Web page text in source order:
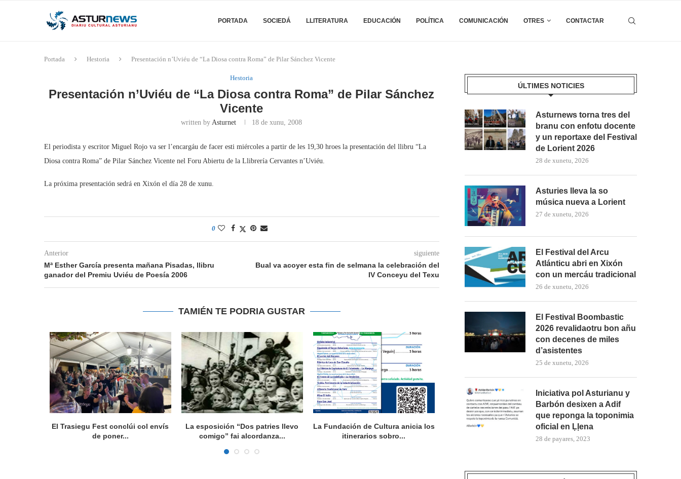
PORTADA SOCIEDÁ LLITERATURA EDUCACIÓN POLÍTICA COMUNICACIÓN OTRES CONTACTAR
Portada Hestoria Presentación n’Uviéu de “La Diosa contra Roma” de Pilar Sánchez Vicente
Hestoria
Presentación n’Uviéu de “La Diosa contra Roma” de Pilar Sánchez
Vicente
written byAsturnet 18 de xunu, 2008
El periodista y escritor Miguel Rojo va ser l’encargáu de facer esti miércoles a partir de les 19,30 hroes la presentación del llibru “La
Diosa contra Roma” de Pilar Sánchez Vicente nel Foru Abiertu de la Llibrería Cervantes n’Uviéu.
La próxima presentación sedrá en Xixón el día 28 de xunu.
0
Anterior
Mª Esther García presenta mañana Pisadas, llibru
ganador del Premiu Uviéu de Poesía 2006
siguiente
Bual va acoyer esta fin de selmana la celebración del
IV Conceyu del Texu
TAMIÉN TE PODRIA GUSTAR
El Trasiegu Fest conclúi col envís
de poner...
La esposición “Dos patries llevo
comigo” fai alcordanza...
La Fundación de Cultura anicia los
itinerarios sobro...
La espo ‘Lápiz, papel y bombes.
Esposición sobro
Revuelta. Cuatro
ÚLTIMES NOTICIES
Asturnews torna tres del
branu con enfotu docente
y un reportaxe del Festival
de Lorient 2026
28 de xunetu, 2026
Asturies lleva la so
música nueva a Lorient
27 de xunetu, 2026
El Festival del Arcu
Atlánticu abri en Xixón
con un mercáu tradicional
26 de xunetu, 2026
El Festival Boombastic
2026 revalidaotru bon añu
con decenes de miles
d’asistentes
25 de xunetu, 2026
Iniciativa pol Asturianu y
Barbón desixen a Adif
que reponga la toponimia
oficial en Ḷḷena
28 de payares, 2023